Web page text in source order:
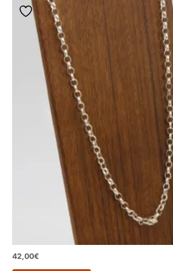
42,00€